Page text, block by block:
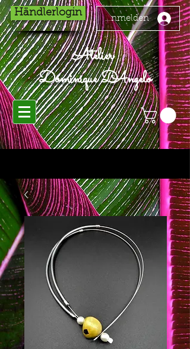
Händlerlogin
Anmelden
Atelier
Dominique D'Angelo